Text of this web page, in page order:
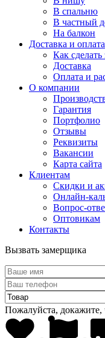
В спальню
В частный
На балкон
Доставка и оплата
Как сделать
Доставка
Оплата и
О компании
Гарантия
Портфолио
Отзывы
Реквизиты
Вакансии
Карта сайта
Клиентам
Скидки и
Онлайн-
Вопрос-
Оптовикам
Контакты
Вызвать замерщика
Пожалуйста, докажите,